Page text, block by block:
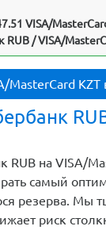
VISA/
RUB / VISA/
KZT
на VISA/
самый
резерва. Мы
риск